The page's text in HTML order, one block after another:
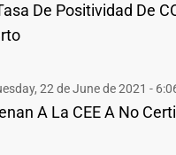
De Positividad De
22 de June de 2021 -
A La CEE A No